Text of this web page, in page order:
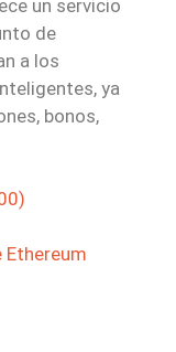
un servicio
de
a los
ya
bonos,